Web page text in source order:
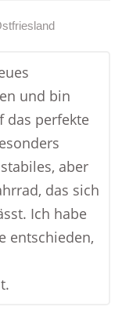
und bin
das perfekte
aber
das sich
Ich habe
entschieden,